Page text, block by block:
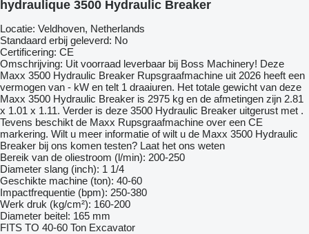
hydraulique 3500 Hydraulic Breaker
Locatie: Veldhoven, Netherlands
Standaard erbij geleverd: No
Certificering: CE
Omschrijving: Uit voorraad leverbaar bij Boss Machinery! Deze
Maxx 3500 Hydraulic Breaker Rupsgraafmachine uit 2026 heeft een
vermogen van - kW en telt 1 draaiuren. Het totale gewicht van deze
Maxx 3500 Hydraulic Breaker is 2975 kg en de afmetingen zijn 2.81
x 1.01 x 1.11. Verder is deze 3500 Hydraulic Breaker uitgerust met .
Tevens beschikt de Maxx Rupsgraafmachine over een CE
markering. Wilt u meer informatie of wilt u de Maxx 3500 Hydraulic
Breaker bij ons komen testen? Laat het ons weten
Bereik van de oliestroom (l/min): 200-250
Diameter slang (inch): 1 1/4
Geschikte machine (ton): 40-60
Impactfrequentie (bpm): 250-380
Werk druk (kg/cm²): 160-200
Diameter beitel: 165 mm
FITS TO 40-60 Ton Excavator